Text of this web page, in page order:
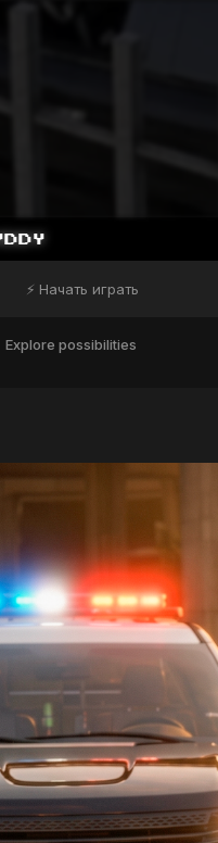
⚡ Начать играть
Explore possibilities